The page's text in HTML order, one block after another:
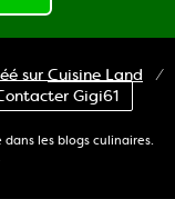
sur Cuisine Land
⁄
Gigi61
les blogs culinaires.